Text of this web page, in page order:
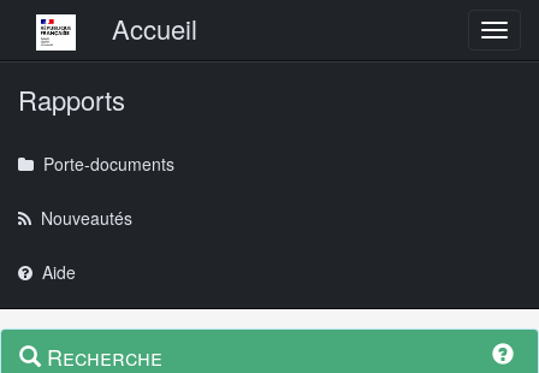
Menu principalAccueil
Rapports
Porte-documents
Nouveautés
Aide
Navigation
Menu
contextuel
Recherche